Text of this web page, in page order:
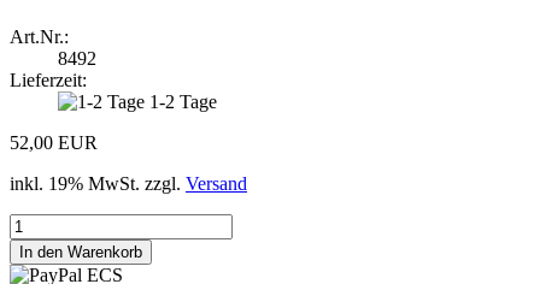
Art.Nr.:
8492
Lieferzeit:
1-2 Tage
52,00 EUR
inkl. 19% MwSt. zzgl. Versand